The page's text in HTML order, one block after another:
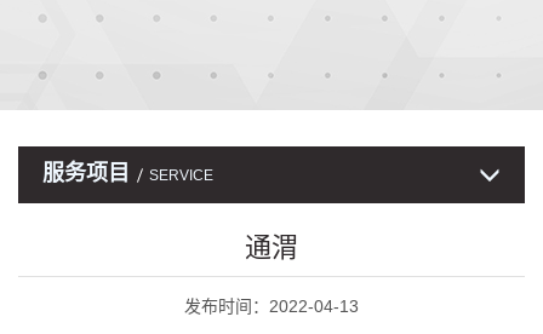
服务项目 SERVICE
通渭
发布时间：2022-04-13